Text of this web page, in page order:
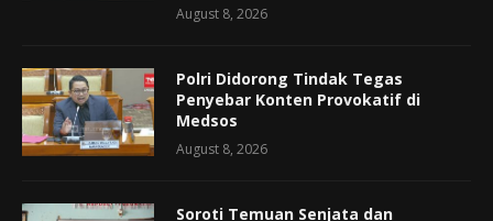
August 8, 2026
Polri Didorong Tindak Tegas
Penyebar Konten Provokatif di
Medsos
August 8, 2026
Soroti Temuan Senjata dan